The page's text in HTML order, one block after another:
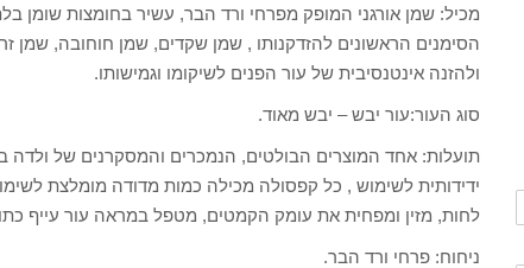
מכיל: שמן אורגני המופק מפרחי ורד הבר, עשיר בחומצות שומן
הסימנים הראשונים להזדקנותו , שמן שקדים, שמן חוחובה, שמן
ולהזנה אינטנסיבית של עור הפנים לשיקומו וגמישותו.
סוג העור:עור יבש – יבש מאוד.
ידידותית לשימוש , כל קפסולה מכילה כמות מדודה מומלצת
לחות, מזין ומפחית את עומק הקמטים, מטפל במראה עור עייף
ניחוח: פרחי ורד הבר.